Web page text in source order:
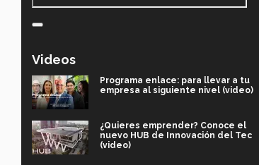
Videos
Programa enlace: para llevar a tu
empresa al siguiente nivel (video)
¿Quieres emprender? Conoce el
nuevo HUB de Innovación del Tec
(video)